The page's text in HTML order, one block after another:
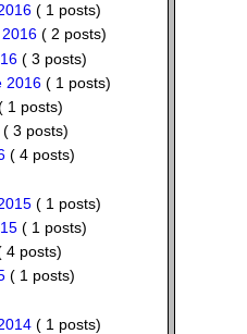
( 1 posts)
( 2 posts)
( 3 posts)
2016( 1 posts)
1 posts)
3 posts)
( 4 posts)
( 1 posts)
( 1 posts)
posts)
( 1 posts)
( 1 posts)